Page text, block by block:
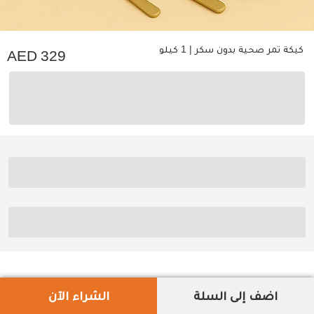
كيكة تمر صحية بدون سكر | 1 كيلو 329
اضف إلى السلة الشراء الآن